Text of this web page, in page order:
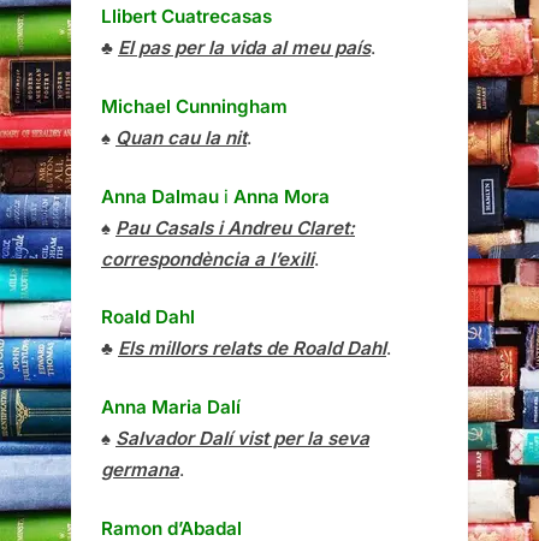
Llibert Cuatrecasas
♣ El pas per la vida al meu país.
Michael Cunningham
♠ Quan cau la nit.
Anna Dalmau i Anna Mora
♠ Pau Casals i Andreu Claret:
correspondència a l’exili.
Roald Dahl
♣ Els millors relats de Roald Dahl.
Anna Maria Dalí
♠ Salvador Dalí vist per la seva
germana.
Ramon d’Abadal